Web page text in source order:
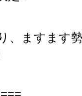
、ますます